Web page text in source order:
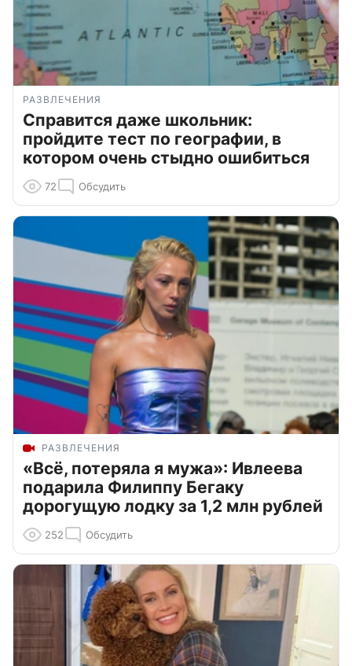
РАЗВЛЕЧЕНИЯ
Справится даже школьник:
пройдите тест по географии, в
котором очень стыдно ошибиться
72 Обсудить
РАЗВЛЕЧЕНИЯ
«Всё, потеряла я мужа»: Ивлеева
подарила Филиппу Бегаку
дорогущую лодку за 1,2 млн рублей
252 Обсудить